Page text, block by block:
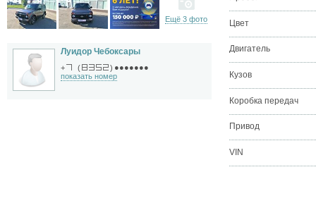
Ещё 3 фото
Луидор Чебоксары
+ ( ) ●●●●●●●
показать номер
Цвет
Двигатель
Кузов
Коробка передач
Привод
VIN